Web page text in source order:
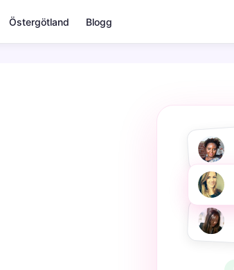
Östergötland Blogg